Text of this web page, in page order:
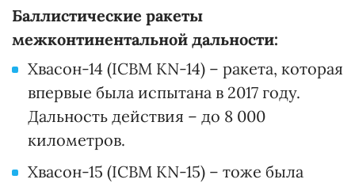
Баллистические ракеты
межконтинентальной дальности:
Хвасон-14 (ICBM KN-14) – ракета, которая
впервые была испытана в 2017 году.
Дальность действия – до 8 000
километров.
Хвасон-15 (ICBM KN-15) – тоже была